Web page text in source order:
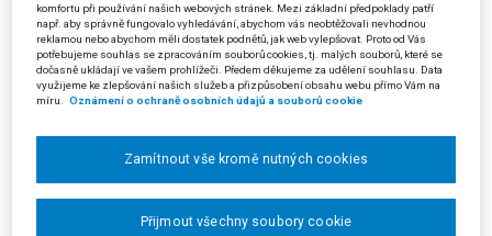
Daňové řízení: přezkumné řízení; Řízení před soudem: podmínky
řízení
Datum:21.11.2019· Sbírkové č.:3951/2020· Sp. zn.:8 Afs 361/2018 - 49
Typ:Rozsudek (SJSd)· Pramen:Sb.NSS· Autor: Nejvyšší správní soud -
senát (ostatní)· Vydání:1/2020· Strana:12· Vztah k předpisu:150/2002
Sb.: §46 odst.1 písm.a); 280/2009 Sb.: §123 odst.5; JUD167845CZ 2 Afs
3952/2020
Daňové řízení: vady exekučního titulu; zastavení exekuce
komfortu při používání našich webových stránek. Mezi základní předpoklady patří
např. aby správně fungovalo vyhledávání, abychom vás neobtěžovali nevhodnou
reklamou nebo abychom měli dostatek podnětů, jak web vylepšovat. Proto od Vás
potřebujeme souhlas se zpracováním souborů cookies, tj. malých souborů, které se
dočasně ukládají ve vašem prohlížeči. Předem děkujeme za udělení souhlasu. Data
využijeme ke zlepšování našich služeb a přizpůsobení obsahu webu přímo Vám na
míru.
Oznámení o ochraně osobních údajů a souborů cookie
Zamítnout vše kromě nutných cookies
Přijmout všechny soubory cookie